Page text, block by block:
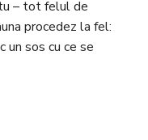
– tot felul de
procedez la fel:
sos cu ce se